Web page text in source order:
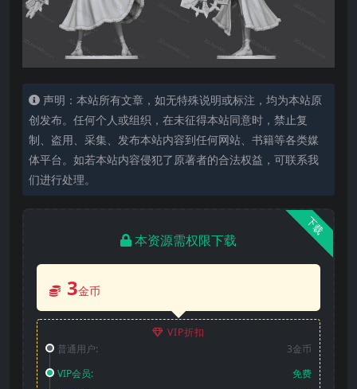
声明：本站所有文章，如无特殊说明或标注，均为本站原
创发布。任何个人或组织，在未征得本站同意时，禁止复
制、盗用、采集、发布本站内容到任何网站、书籍等各类媒
体平台。如若本站内容侵犯了原著者的合法权益，可联系我
们进行处理。
下载
本资源需权限下载
3金币
VIP折扣
普通用户:
3金币
VIP会员:
免费